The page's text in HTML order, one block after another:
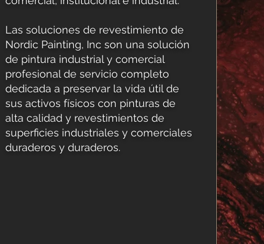
Las soluciones de revestimiento de
Nordic Painting, Inc son una solución
de pintura industrial y comercial
profesional de servicio completo
dedicada a preservar la vida útil de
sus activos físicos con pinturas de
alta calidad y revestimientos de
superficies industriales y comerciales
duraderos y duraderos.